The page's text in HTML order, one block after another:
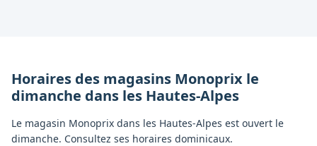
Horaires des magasins Monoprix le
dimanche dans les Hautes-Alpes
Le magasin Monoprix dans les Hautes-Alpes est ouvert le
dimanche. Consultez ses horaires dominicaux.